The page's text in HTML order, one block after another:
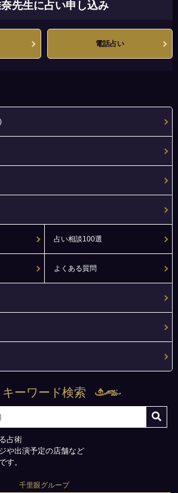
先生に占い申し込み
電話占い
占い相談100選
よくある質問
キーワード検索
占術
や出演予定の店舗など
す。
千里眼グループ